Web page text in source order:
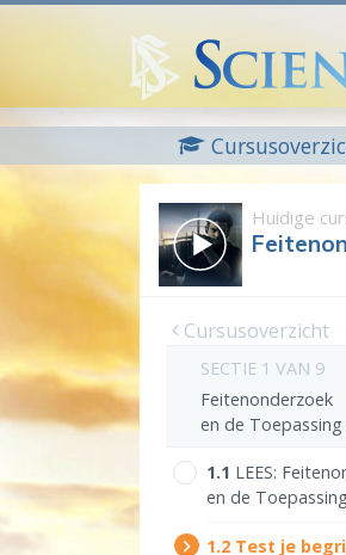
Huidige
Cursusoverzicht
SECTIE 1 VAN 9
Feitenonderzoek
en de Toepassing
1.‎1 LEES:
en de
1.‎2 Test je